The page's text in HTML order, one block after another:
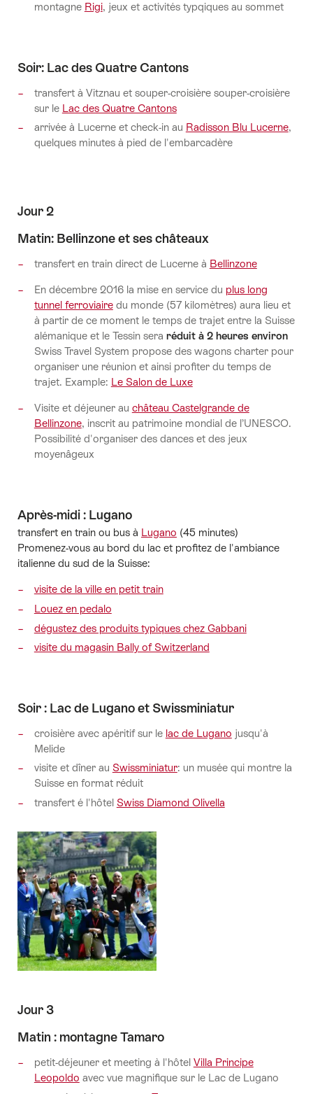
montagne Rigi, jeux et activités typqiques au sommet
Soir: Lac des Quatre Cantons
transfert à Vitznau et souper-croisière souper-croisière
sur le Lac des Quatre Cantons
arrivée à Lucerne et check-in au Radisson Blu Lucerne,
quelques minutes à pied de l'embarcadère
Jour 2
Matin: Bellinzone et ses châteaux
transfert en train direct de Lucerne à Bellinzone
En décembre 2016 la mise en service du plus long
tunnel ferroviairedu monde (57 kilomètres) aura lieu et
à partir de ce moment le temps de trajet entre la Suisse
alémanique et le Tessin sera réduit à 2 heures environ
Swiss Travel System propose des wagons charter pour
organiser une réunion et ainsi profiter du temps de
trajet. Example: Le Salon de Luxe
Visite et déjeuner au château Castelgrande de
Bellinzone, inscrit au patrimoine mondial de l’UNESCO.
Possibilité d'organiser des dances et des jeux
moyenâgeux
Après-midi : Lugano
transfert en train ou bus à Lugano (45 minutes)
Promenez-vous au bord du lac et profitez de l'ambiance
italienne du sud de la Suisse:
visite de la ville en petit train
Louez en pedalo
dégustez des produits typiques chez Gabbani
visite du magasin Bally of Switzerland
Soir : Lac de Lugano et Swissminiatur
croisière avec apéritif sur le lac de Lugano jusqu'à
Melide
visite et dîner au Swissminiatur: un musée qui montre la
Suisse en format réduit
transfert é l'hôtel Swiss Diamond Olivella
Jour 3
Matin : montagne Tamaro
petit-déjeuner et meeting à l'hôtel Villa Principe
Leopoldo avec vue magnifique sur le Lac de Lugano